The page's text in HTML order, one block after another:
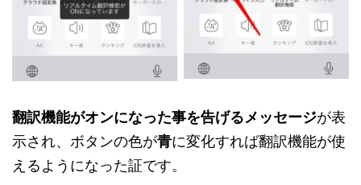
翻訳機能がオンになった事を告げるメッセージが表
示され、ボタンの色が青に変化すれば翻訳機能が使
えるようになった証です。